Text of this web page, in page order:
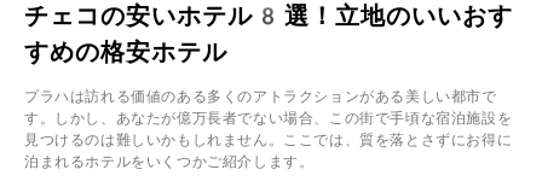
チェコの安いホテル8選！立地のいいおす
すめの格安ホテル
プラハは訪れる価値のある多くのアトラクションがある美しい都市で
す。しかし、あなたが億万長者でない場合、この街で手頃な宿泊施設を
見つけるのは難しいかもしれません。ここでは、質を落とさずにお得に
泊まれるホテルをいくつかご紹介します。